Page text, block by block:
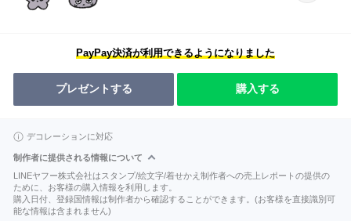
PayPay決済が利用できるようになりました
プレゼントする 購入する
デコレーションに対応
制作者に提供される情報について
LINEヤフー株式会社はスタンプ/絵文字/着せかえ制作者への売上レポートの提供の
ために、お客様の購入情報を利用します。
購入日付、登録国情報は制作者から確認することができます。(お客様を直接識別可
能な情報は含まれません)